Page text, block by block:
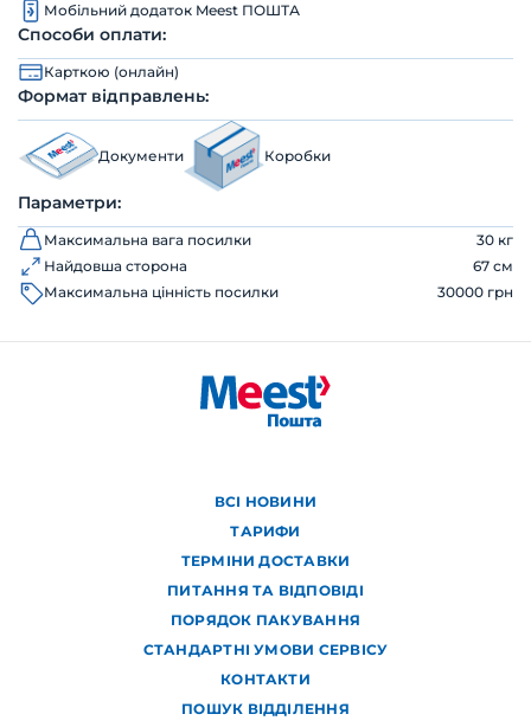
Мобільний додаток Meest ПОШТА
Способи оплати:
Карткою (онлайн)
Формат відправлень:
Документи Коробки
Параметри:
Максимальна вага посилки
30 кг
Найдовша сторона
67 см
Максимальна цінність посилки
30000 грн
ВСІ НОВИНИ
ТАРИФИ
ТЕРМІНИ ДОСТАВКИ
ПИТАННЯ ТА ВІДПОВІДІ
ПОРЯДОК ПАКУВАННЯ
СТАНДАРТНІ УМОВИ СЕРВІСУ
КОНТАКТИ
ПОШУК ВІДДІЛЕННЯ